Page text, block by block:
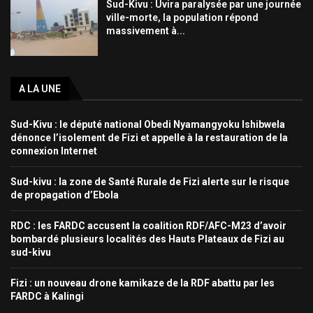
Sud-Kivu : Uvira paralysée par une journée
ville-morte, la population répond
massivement à...
A LA UNE
Sud-Kivu : le député national Obedi Nyamangyoku Ishibwela
dénonce l’isolement de Fizi et appelle à la restauration de la
connexion Internet
Sud-kivu : la zone de Santé Rurale de Fizi alerte sur le risque
de propagation d’Ebola
RDC : les FARDC accusent la coalition RDF/AFC-M23 d’avoir
bombardé plusieurs localités des Hauts Plateaux de Fizi au
sud-kivu
Fizi : un nouveau drone kamikaze de la RDF abattu par les
FARDC à Kalingi